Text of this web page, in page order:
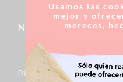
Nariz
Rinoplastia
Usamos las
mejor y
mereces,